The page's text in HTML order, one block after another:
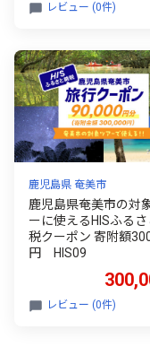
レビュー (0件)
鹿児島県 奄美市
鹿児島県奄美市の対
ーに使えるHISふる
税クーポン 寄附額
円 HIS09
レビュー (0件)